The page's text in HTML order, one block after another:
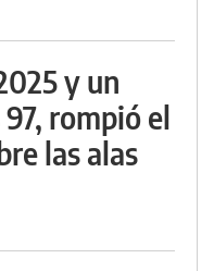
y un
rompió el
las alas